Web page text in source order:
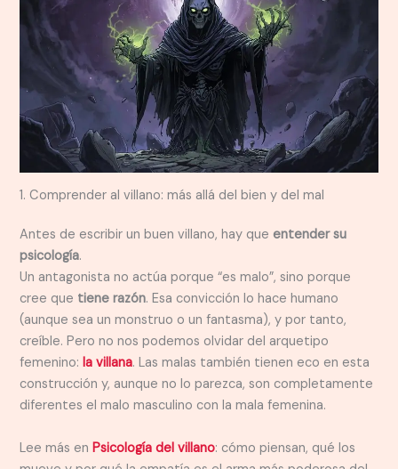
1. Comprender al villano: más allá del bien y del mal
Antes de escribir un buen villano, hay queentender su
psicología.
Un antagonista no actúa porque “es malo”, sino porque
cree que tiene razón. Esa convicción lo hace humano
(aunque sea un monstruo o un fantasma), y por tanto,
creíble. Pero no nos podemos olvidar del arquetipo
femenino:la villana. Las malas también tienen eco en esta
construcción y, aunque no lo parezca, son completamente
diferentes el malo masculino con la mala femenina.
Lee más en Psicología del villano: cómo piensan, qué los